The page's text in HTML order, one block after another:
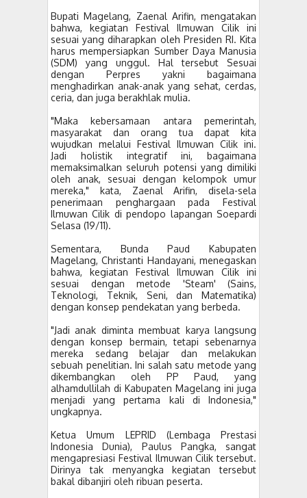
Bupati Magelang, Zaenal Arifin, mengatakan
bahwa, kegiatan Festival Ilmuwan Cilik ini
sesuai yang diharapkan oleh Presiden RI. Kita
harus mempersiapkan Sumber Daya Manusia
(SDM) yang unggul. Hal tersebut Sesuai
dengan Perpres yakni bagaimana
menghadirkan anak-anak yang sehat, cerdas,
ceria, dan juga berakhlak mulia.
"Maka kebersamaan antara pemerintah,
masyarakat dan orang tua dapat kita
wujudkan melalui Festival Ilmuwan Cilik ini.
Jadi holistik integratif ini, bagaimana
memaksimalkan seluruh potensi yang dimiliki
oleh anak, sesuai dengan kelompok umur
mereka," kata, Zaenal Arifin, disela-sela
penerimaan penghargaan pada Festival
Ilmuwan Cilik di pendopo lapangan Soepardi
Selasa (19/11).
Sementara, Bunda Paud Kabupaten
Magelang, Christanti Handayani, menegaskan
bahwa, kegiatan Festival Ilmuwan Cilik ini
sesuai dengan metode 'Steam' (Sains,
Teknologi, Teknik, Seni, dan Matematika)
dengan konsep pendekatan yang berbeda.
"Jadi anak diminta membuat karya langsung
dengan konsep bermain, tetapi sebenarnya
mereka sedang belajar dan melakukan
sebuah penelitian. Ini salah satu metode yang
dikembangkan oleh PP Paud, yang
alhamdullilah di Kabupaten Magelang ini juga
menjadi yang pertama kali di Indonesia,"
ungkapnya.
Ketua Umum LEPRID (Lembaga Prestasi
Indonesia Dunia), Paulus Pangka, sangat
mengapresiasi Festival Ilmuwan Cilik tersebut.
Dirinya tak menyangka kegiatan tersebut
bakal dibanjiri oleh ribuan peserta.